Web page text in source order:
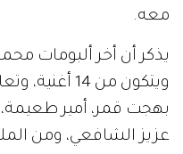
معه.
يذكر أن أخر ألبومات
ويتكون من 14
بهجت قمر، أمير
عزيز الشافعي، ومن